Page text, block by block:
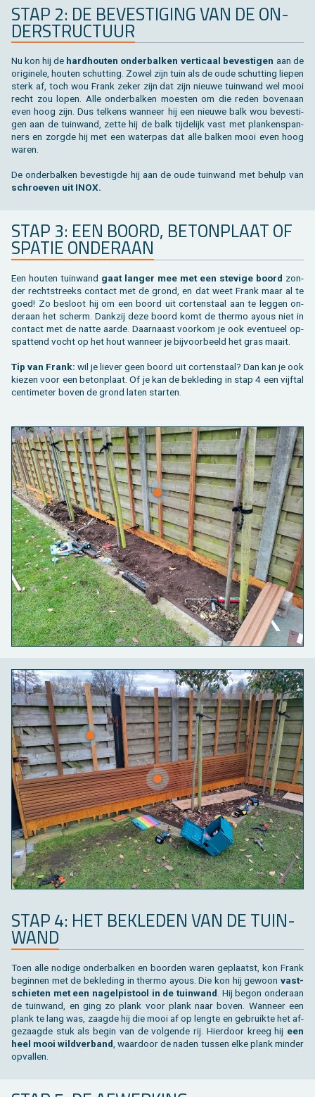
STAP 2: DE BE­VES­TI­GING VAN DE ON­
DER­STRUC­TUUR
Nu kon hij de hard­hou­ten on­der­bal­ken ver­ti­caal be­ves­ti­gen aan de
ori­gi­ne­le, hou­ten schut­ting. Zowel zijn tuin als de oude schut­ting lie­pen
sterk af, toch wou Frank zeker zijn dat zijn nieu­we tuin­wand wel mooi
recht zou lopen. Alle on­der­bal­ken moesten om die reden bo­ven­aan
even hoog zijn. Dus tel­kens wan­neer hij een nieu­we balk wou be­ves­ti­
gen aan de tuin­wand, zette hij de balk tij­de­lijk vast met plan­ken­span­
ners en zorg­de hij met een wa­ter­pas dat alle bal­ken mooi even hoog
waren.
De on­der­bal­ken be­ves­tig­de hij aan de oude tuin­wand met be­hulp van
schroe­ven uit INOX.
STAP 3: EEN BOORD, BE­TON­PLAAT OF
SPA­TIE ON­DER­AAN
Een hou­ten tuin­wand gaat lan­ger mee met een ste­vi­ge boord zon­
der recht­streeks con­tact met de grond, en dat weet Frank maar al te
goed! Zo be­sloot hij om een boord uit cor­ten­staal aan te leg­gen on­
der­aan het scherm. Dank­zij deze boord komt de ther­mo ayous niet in
con­tact met de natte aarde. Daar­naast voor­kom je ook even­tu­eel op­
spat­tend vocht op het hout wan­neer je bij­voor­beeld het gras maait.
Tip van Frank: wil je lie­ver geen boord uit cor­ten­staal? Dan kan je ook
kie­zen voor een be­ton­plaat. Of je kan de be­kle­ding in stap 4 een vijf­tal
cen­ti­me­ter boven de grond laten star­ten.
STAP 4: HET BE­KLE­DEN VAN DE TUIN­
WAND
Toen alle no­di­ge on­der­bal­ken en boor­den waren ge­plaatst, kon Frank
be­gin­nen met de be­kle­ding in ther­mo ayous. Die kon hij ge­woon vast­
schie­ten met een na­gel­pi­stool in de tuin­wand . Hij begon on­der­aan
de tuin­wand, en ging zo plank voor plank naar boven. Wan­neer een
plank te lang was, zaag­de hij die mooi af op leng­te en ge­bruik­te het af­
ge­zaag­de stuk als begin van de vol­gen­de rij. Hier­door kreeg hij een
heel mooi wild­ver­band , waar­door de naden tus­sen elke plank min­der
op­val­len.